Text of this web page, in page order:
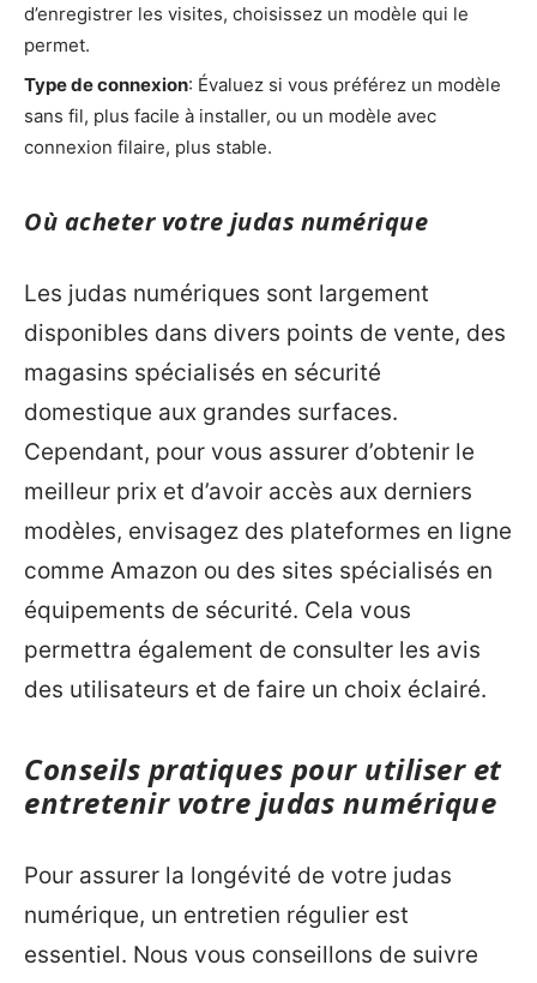
d’enregistrer les visites, choisissez un modèle qui le
permet.
Type de connexion: Évaluez si vous préférez un modèle
sans fil, plus facile à installer, ou un modèle avec
connexion filaire, plus stable.
Où acheter votre judas numérique
Les judas numériques sont largement
disponibles dans divers points de vente, des
magasins spécialisés en sécurité
domestique aux grandes surfaces.
Cependant, pour vous assurer d’obtenir le
meilleur prix et d’avoir accès aux derniers
modèles, envisagez des plateformes en ligne
comme Amazon ou des sites spécialisés en
équipements de sécurité. Cela vous
permettra également de consulter les avis
des utilisateurs et de faire un choix éclairé.
Conseils pratiques pour utiliser et
entretenir votre judas numérique
Pour assurer la longévité de votre judas
numérique, un entretien régulier est
essentiel. Nous vous conseillons de suivre